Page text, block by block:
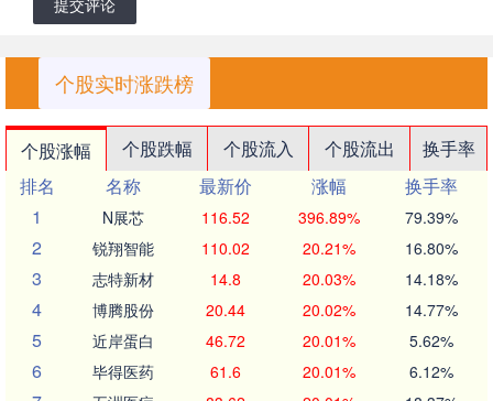
个股实时涨跌榜
个股涨幅 个股跌幅 个股流入 个股流出
换手率
排名
名称 最新价 涨幅
换手率
1
N展芯 116.52 396.89% 79.39%
2 锐翔智能 110.02 20.21% 16.80%
3 志特新材 14.8 20.03% 14.18%
4 博腾股份 20.44 20.02% 14.77%
5 近岸蛋白 46.72 20.01% 5.62%
6 毕得医药 61.6 20.01% 6.12%